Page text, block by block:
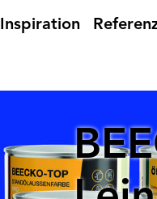
Inspiration